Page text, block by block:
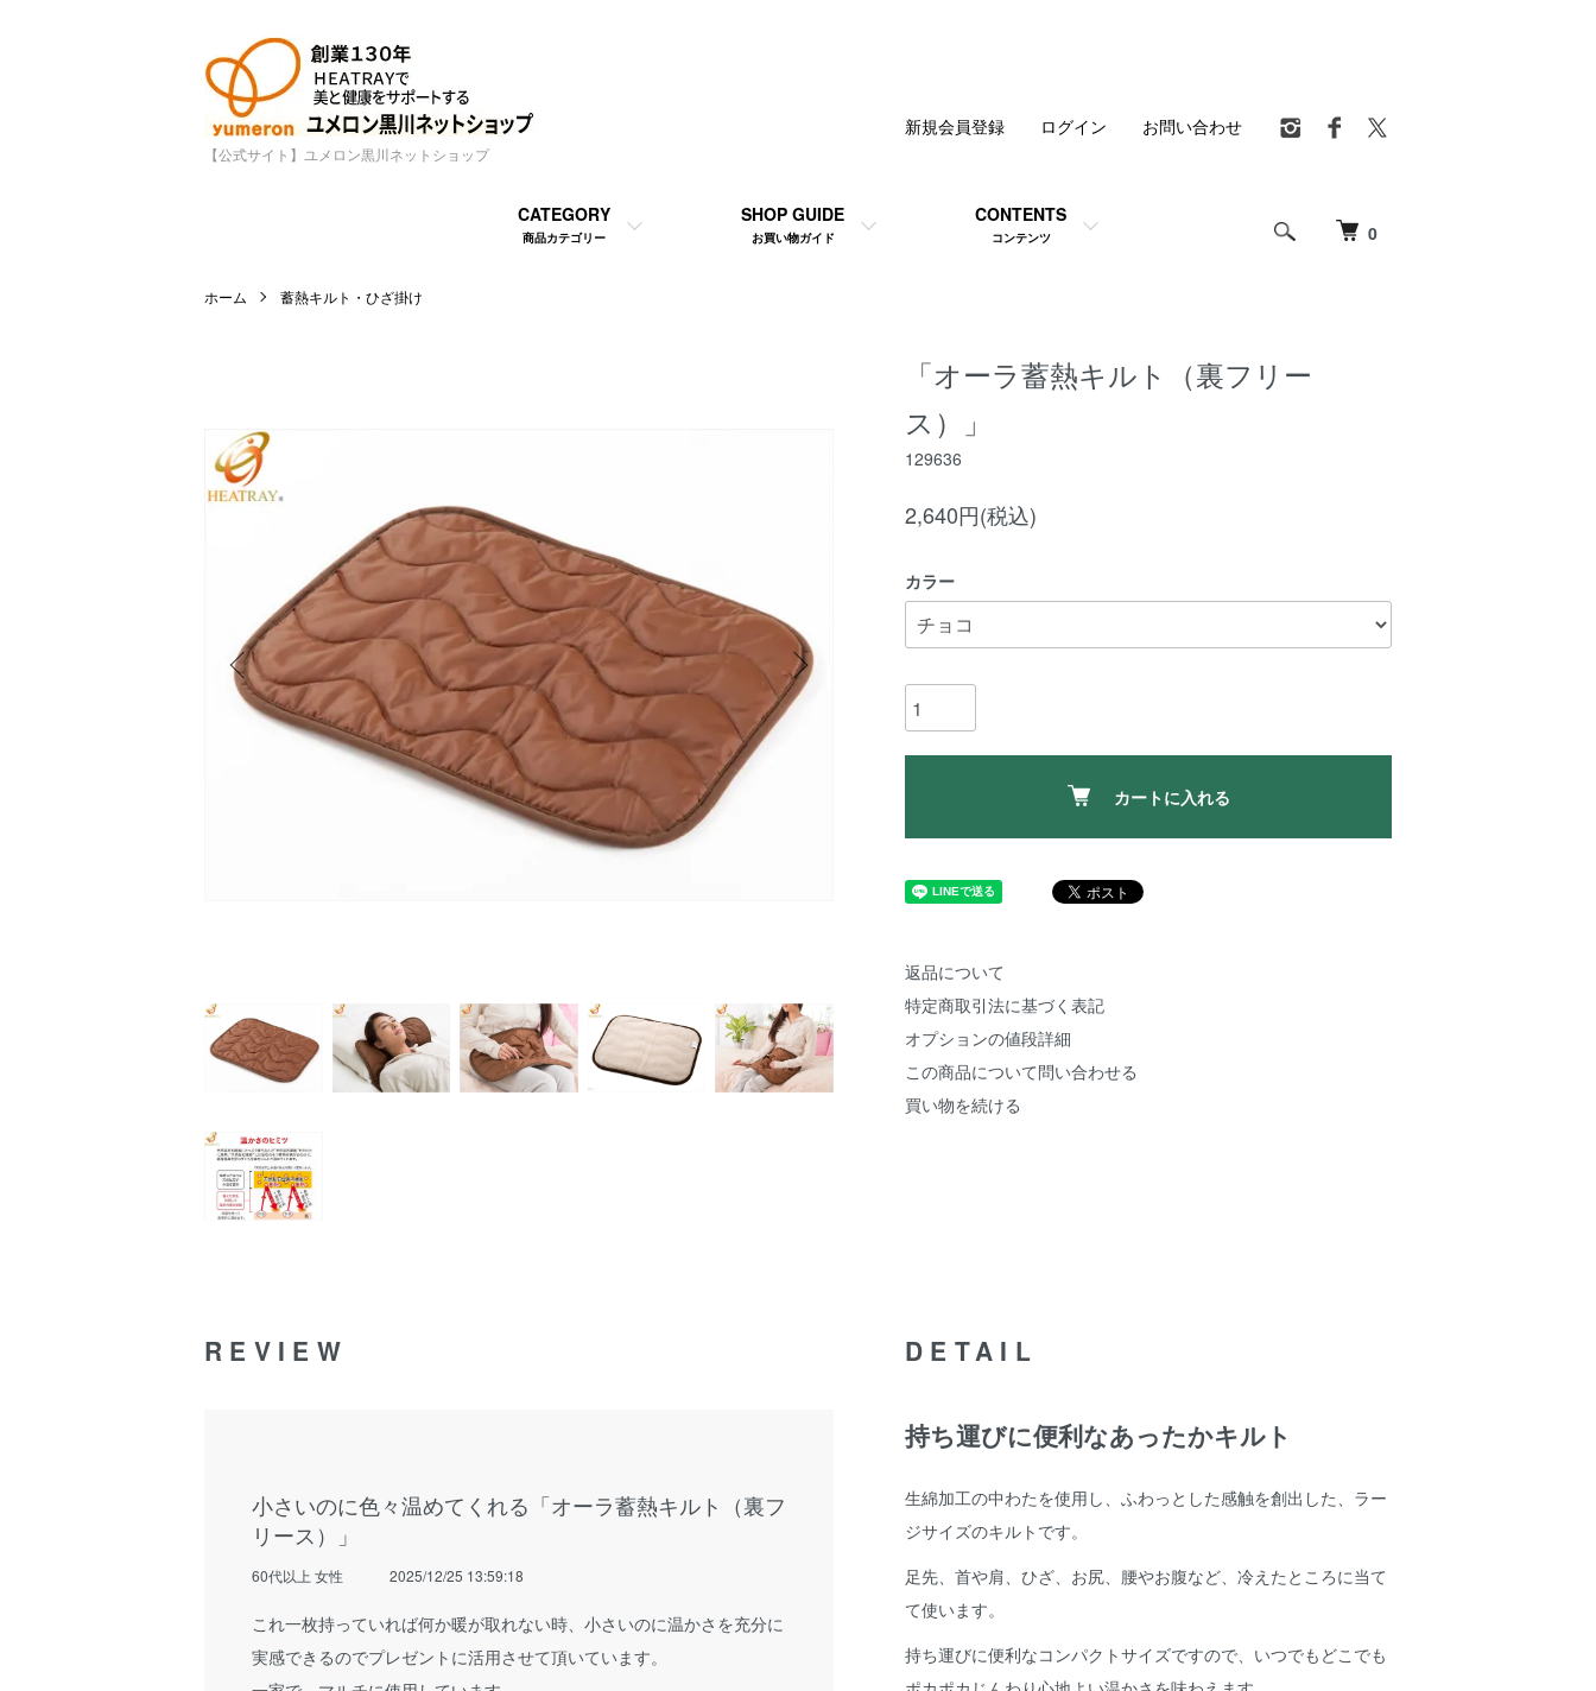
【公式サイト】ユメロン黒川ネットショップ
0
CATEGORY
商品カテゴリー
SHOP GUIDE
お買い物ガイド
CONTENTS
コンテンツ
新規会員登録 ログイン お問い合わせ
ホーム 蓄熱キルト・ひざ掛け
「オーラ蓄熱キルト（裏フリー
ス）」
129636
2,640円(税込)
カラー
カートに入れる
返品について
特定商取引法に基づく表記
オプションの値段詳細
この商品について問い合わせる
買い物を続ける
DETAIL
持ち運びに便利なあったかキルト
生綿加工の中わたを使用し、ふわっとした感触を創出した、ラー
ジサイズのキルトです。
足先、首や肩、ひざ、お尻、腰やお腹など、冷えたところに当て
て使います。
持ち運びに便利なコンパクトサイズですので、いつでもどこでも
REVIEW
小さいのに色々温めてくれる「オーラ蓄熱キルト（裏フ
リース）」
60代以上 女性 2025/12/25 13:59:18
これ一枚持っていれば何か暖が取れない時、小さいのに温かさを充分に
実感できるのでプレゼントに活用させて頂いています。